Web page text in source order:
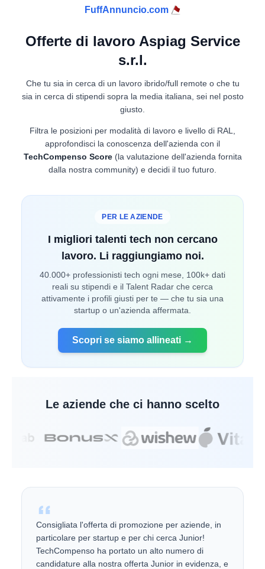
FuffAnnuncio.com
Offerte di lavoro Aspiag Service
s.r.l.
Che tu sia in cerca di un lavoro ibrido/full remote o che tu
sia in cerca di stipendi sopra la media italiana, sei nel posto
giusto.
Filtra le posizioni per modalità di lavoro e livello di RAL,
approfondisci la conoscenza dell'azienda con il
TechCompenso Score(la valutazione dell'azienda fornita
dalla nostra community) e decidi il tuo futuro.
PER LE AZIENDE
I migliori talenti tech non cercano
lavoro. Li raggiungiamo noi.
40.000+ professionisti tech ogni mese, 100k+ dati
reali su stipendi e il Talent Radar che cerca
attivamente i profili giusti per te — che tu sia una
startup o un'azienda affermata.
Scopri se siamo allineati →
Le aziende che ci hanno scelto
Consigliata l'offerta di promozione per aziende, in
particolare per startup e per chi cerca Junior!
TechCompenso ha portato un alto numero di
candidature alla nostra offerta Junior in evidenza, e